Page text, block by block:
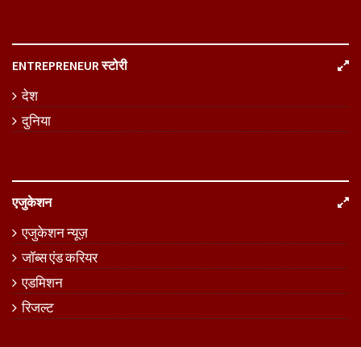
ENTREPRENEUR स्टोरी
देश
दुनिया
एजुकेशन
एजुकेशन न्यूज़
जॉब्स एंड करियर
एडमिशन
रिजल्ट